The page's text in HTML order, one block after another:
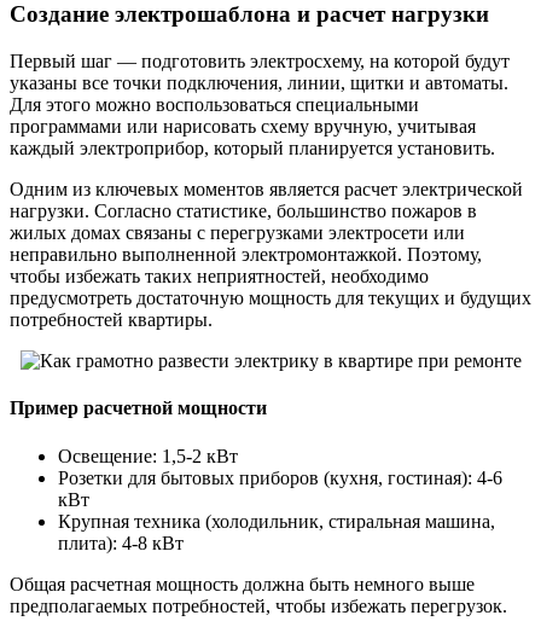
Создание электрошаблона и расчет нагрузки
Первый шаг — подготовить электросхему, на которой будут
указаны все точки подключения, линии, щитки и автоматы.
Для этого можно воспользоваться специальными
программами или нарисовать схему вручную, учитывая
каждый электроприбор, который планируется установить.
Одним из ключевых моментов является расчет электрической
нагрузки. Согласно статистике, большинство пожаров в
жилых домах связаны с перегрузками электросети или
неправильно выполненной электромонтажкой. Поэтому,
чтобы избежать таких неприятностей, необходимо
предусмотреть достаточную мощность для текущих и будущих
потребностей квартиры.
Пример расчетной мощности
Освещение: 1,5-2 кВт
Розетки для бытовых приборов (кухня, гостиная): 4-6
кВт
Крупная техника (холодильник, стиральная машина,
плита): 4-8 кВт
Общая расчетная мощность должна быть немного выше
предполагаемых потребностей, чтобы избежать перегрузок.